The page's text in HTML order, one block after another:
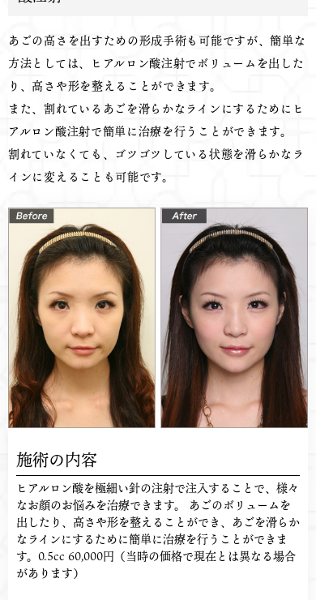
あごの高さを出すための形成手術も可能ですが、簡単な
方法としては、ヒアルロン酸注射でボリュームを出した
り、高さや形を整えることができます。
また、割れているあごを滑らかなラインにするためにヒ
アルロン酸注射で簡単に治療を行うことができます。
割れていなくても、ゴツゴツしている状態を滑らかなラ
インに変えることも可能です。
施術の内容
ヒアルロン酸を極細い針の注射で注入することで、様々
なお顔のお悩みを治療できます。 あごのボリュームを
出したり、高さや形を整えることができ、あごを滑らか
なラインにするために簡単に治療を行うことができま
す。0.5cc 60,000円（当時の価格で現在とは異なる場合
があります）